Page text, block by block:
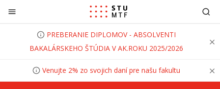
Prejsť na obsah
PREBERANIE DIPLOMOV - ABSOLVENTI
BAKALÁRSKEHO ŠTÚDIA V AK.ROKU 2025/2026
Venujte 2% zo svojich daní pre našu fakultu